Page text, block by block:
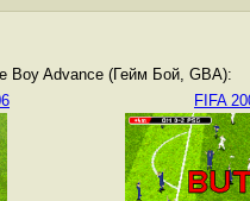
Boy Advance (Гейм Бой, GBA):
FIFA